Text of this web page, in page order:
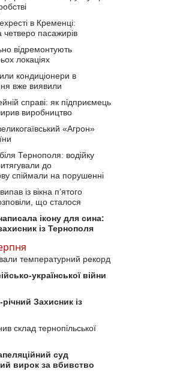
в Кременці:
четверо пасажирів
відремонтують
локаціях
кондиціонери в
вже виявили
справі: як підприємець
виробництво
«Агрон»
Тернополя: водійку
до
спіймали на порушенні
із вікна п’ятого
що сталося
ікону для сина:
із Тернополя
температурний рекорд
української війни
річний Захисник із
склад тернопільської
суд
вирок за вбивство